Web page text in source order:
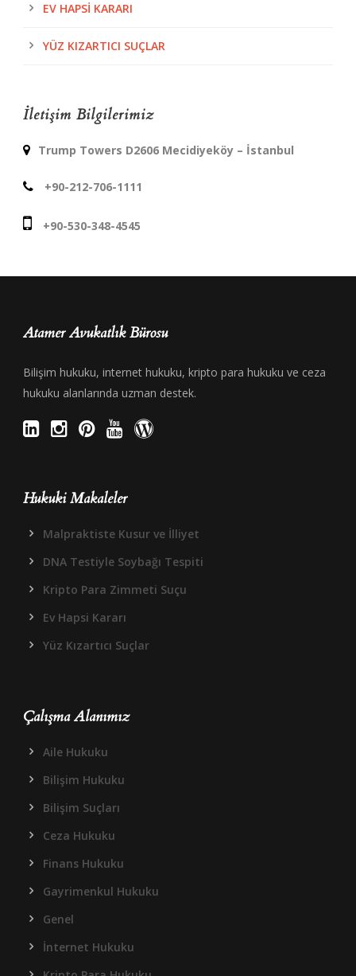
EV HAPSI KARARI
YÜZ KIZARTICI SUÇLAR
İletişim Bilgilerimiz
Trump Towers D2606 Mecidiyeköy – İstanbul
+90-212-706-1111
+90-530-348-4545
Atamer Avukatlık Bürosu
Bilişim hukuku, internet hukuku, kripto para hukuku ve ceza
hukuku alanlarında uzman destek.
Hukuki Makaleler
Malpraktiste Kusur ve İlliyet
DNA Testiyle Soybağı Tespiti
Kripto Para Zimmeti Suçu
Ev Hapsi Kararı
Yüz Kızartıcı Suçlar
Çalışma Alanımız
Aile Hukuku
Bilişim Hukuku
Bilişim Suçları
Ceza Hukuku
Finans Hukuku
Gayrimenkul Hukuku
Genel
İnternet Hukuku